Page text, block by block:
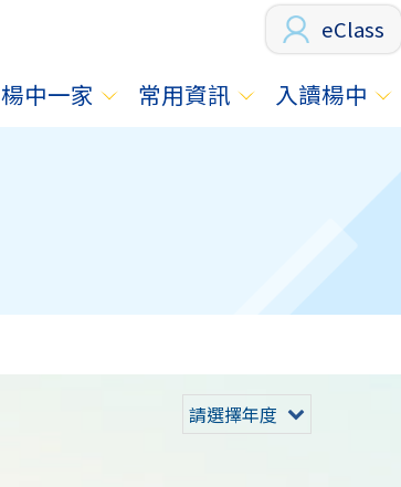
eClass
楊中一家 常用資訊 入讀楊中
請選擇年度